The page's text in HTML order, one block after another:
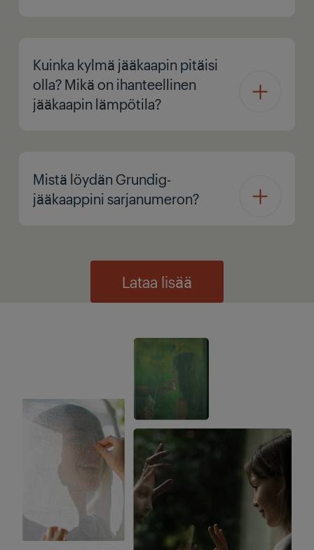
Kuinka kylmä jääkaapin pitäisi
olla? Mikä on ihanteellinen
jääkaapin lämpötila?
Mistä löydän Grundig-
jääkaappini sarjanumeron?
Lataa lisää